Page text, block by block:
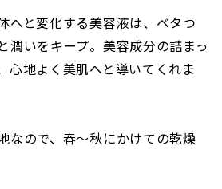
へと変化する美容液は、ベタつ
潤いをキープ。美容成分の詰まっ
心地よく美肌へと導いてくれま
なので、春〜秋にかけての乾燥